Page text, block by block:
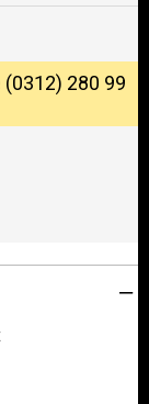
280 99